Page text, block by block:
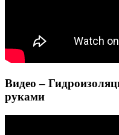
Видео –
руками